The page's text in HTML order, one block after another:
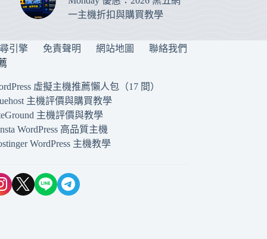
一主機折扣與購買教學
引擎 免責聲明 網站地圖 聯絡我們
虛擬主機推薦懶人包（17 間）
主機評價與購買教學
主機評價與教學
WordPress 高品質主機
WordPress 主機教學